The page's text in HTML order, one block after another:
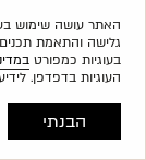
גלישה והתאמת
בעוגיות כמפורט
העוגיות בדפדפן.
הבנתי